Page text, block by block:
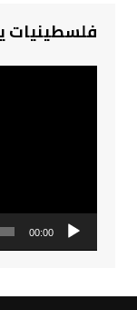
فلسطينيات
00:00